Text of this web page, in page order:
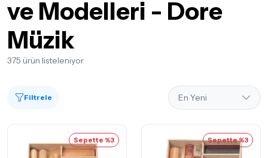
ve Modelleri - Dore
Müzik
375 ürün listeleniyor
Filtrele
Sepette %3 Sepette %3